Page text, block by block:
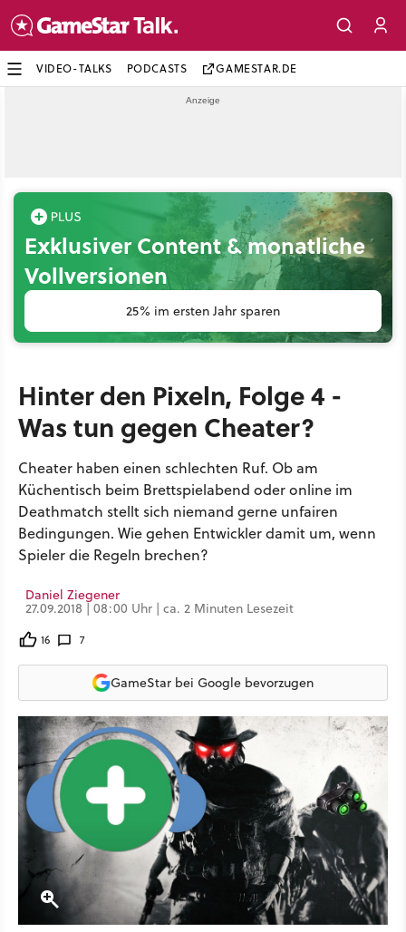
VIDEO-TALKS PODCASTS GAMESTAR.DE
Exklusiver Content & monatliche
Vollversionen
25% im ersten Jahr sparen
Hinter den Pixeln, Folge 4 -
Was tun gegen Cheater?
Cheater haben einen schlechten Ruf. Ob am
Küchentisch beim Brettspielabend oder online im
Deathmatch stellt sich niemand gerne unfairen
Bedingungen. Wie gehen Entwickler damit um, wenn
Spieler die Regeln brechen?
Daniel Ziegener
27.09.2018 | 08:00 Uhr | ca. 2 Minuten Lesezeit
16 7
GameStar bei Google bevorzugen